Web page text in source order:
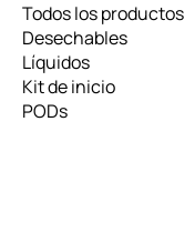
Todos los productos
Desechables
Líquidos
Kit de inicio
PODs